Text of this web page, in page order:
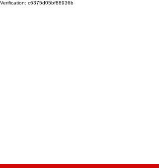
Verification: c6375d05bf88936b